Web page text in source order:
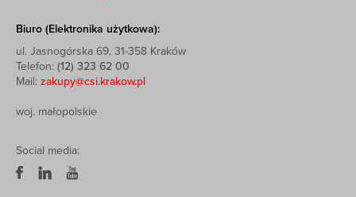
Biuro (Elektronika użytkowa):
ul. Jasnogórska 69, 31-358 Kraków
Telefon: (12) 323 62 00
Mail: zakupy@csi.krakow.pl
woj. małopolskie
Social media: